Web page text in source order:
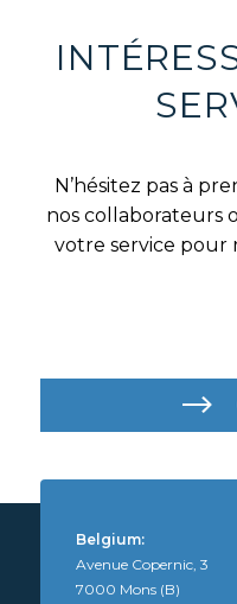
N’hésitez pas à
nos collaborateurs
votre service pour
Belgium:
Avenue Copernic, 3
7000 Mons (B)